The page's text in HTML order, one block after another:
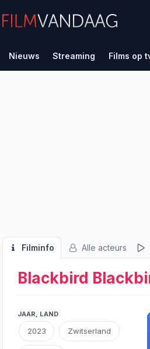
Nieuws Streaming Films op
Filminfo Alle acteurs
Blackbird
JAAR, LAND
2023 Zwitserland